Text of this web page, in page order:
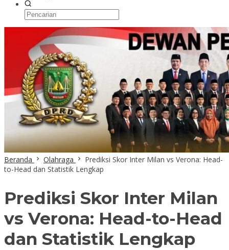
Beranda Olahraga
Prediksi Skor Inter Milan vs Verona: Head-
to-Head dan Statistik Lengkap
Prediksi Skor Inter Milan
vs Verona: Head-to-Head
dan Statistik Lengkap